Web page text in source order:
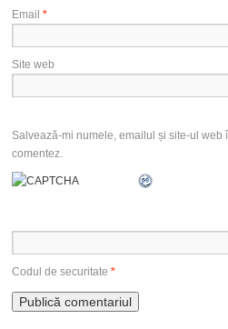
Email *
Site web
Salvează-mi numele, emailul și site-ul
comentez.
Codul de securitate *